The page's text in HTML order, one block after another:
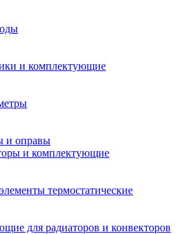
и комплектующие
и оправы
и комплектующие
термостатические
для радиаторов и конвекторов